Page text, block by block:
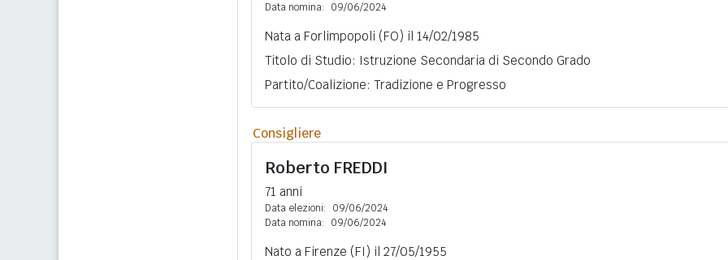
Data nomina:
09/06/2024
Nata a Forlimpopoli (FO) il 14/02/1985
Titolo di Studio: Istruzione Secondaria di Secondo Grado
Partito/Coalizione: Tradizione e Progresso
Consigliere
Roberto FREDDI
71 anni
Data elezioni:
09/06/2024
Data nomina:
09/06/2024
Nato a Firenze (FI) il 27/05/1955